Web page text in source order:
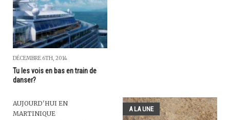
DÉCEMBRE 6TH, 2014
Tu les vois en bas en train de
danser?
AUJOURD'HUI EN
MARTINIQUE
A LA UNE